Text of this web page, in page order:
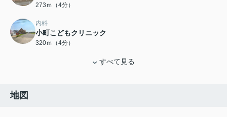
273ｍ（4分）
内科
小町こどもクリニック
320ｍ（4分）
すべて見る
地図